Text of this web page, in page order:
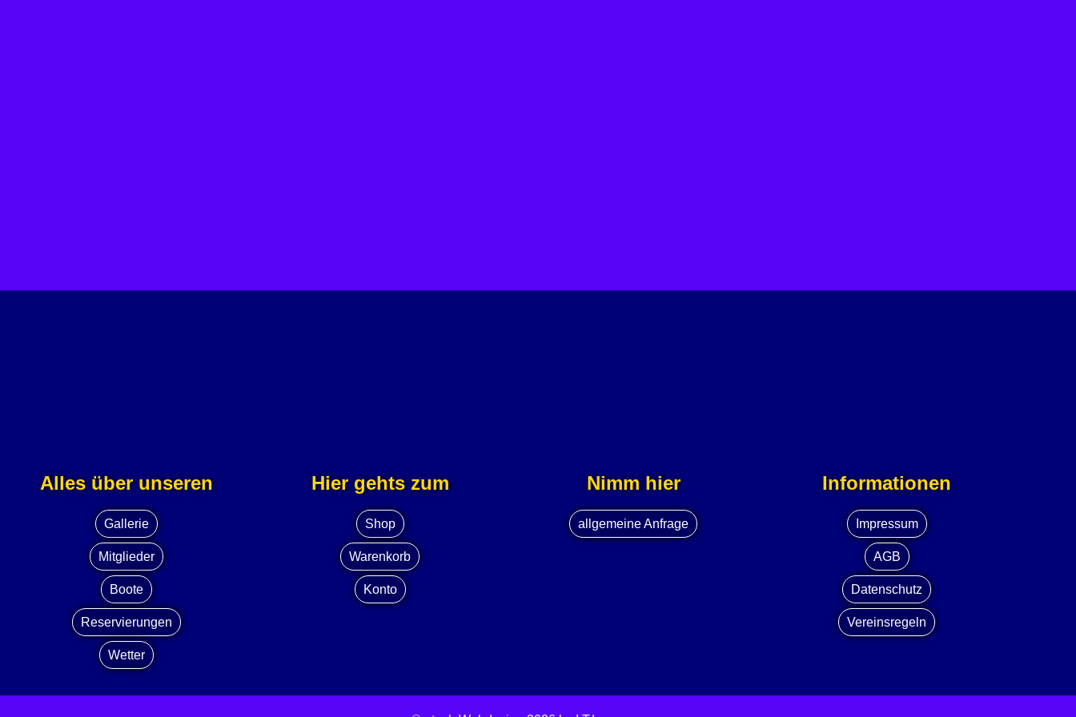
Alles über unseren
Gallerie
Mitglieder
Boote
Reservierungen
Wetter
Hier gehts zum
Shop
Warenkorb
Konto
Nimm hier
allgemeine Anfrage
Informationen
Impressum
AGB
Datenschutz
Vereinsregeln